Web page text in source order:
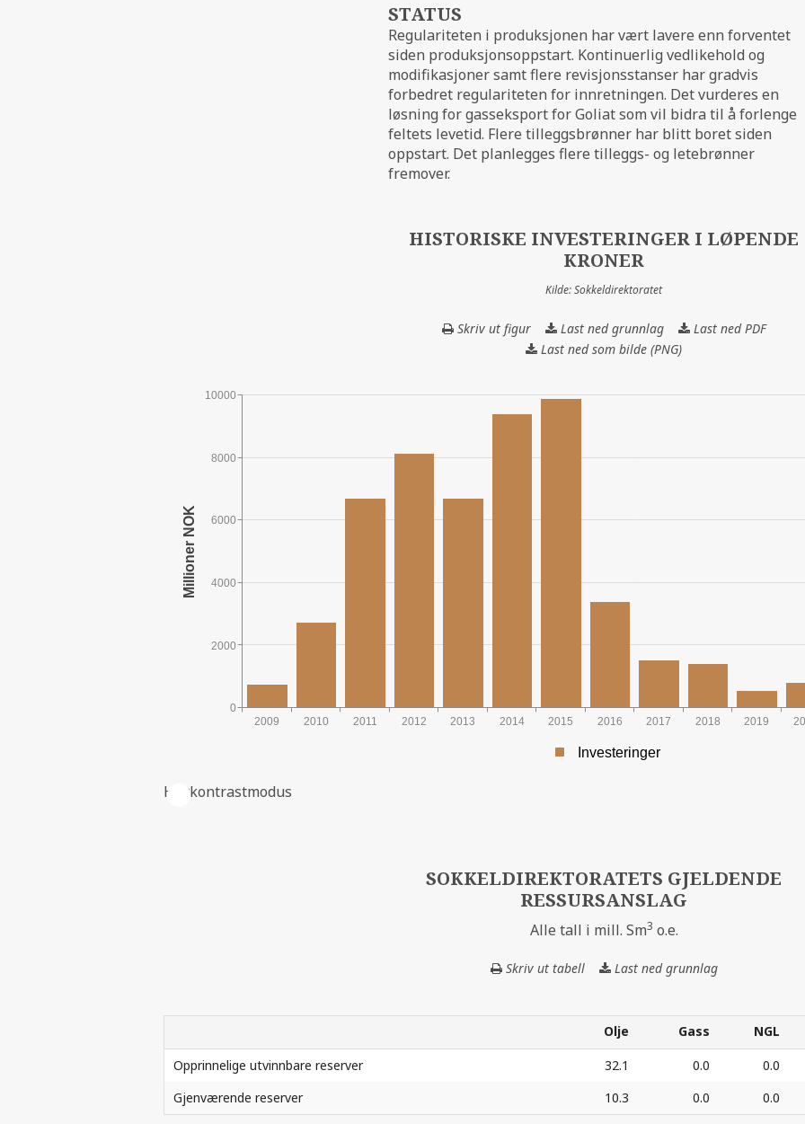
STATUS
Regulariteten i produksjonen har vært lavere enn forventet
siden produksjonsoppstart. Kontinuerlig vedlikehold og
modifikasjoner samt flere revisjonsstanser har gradvis
forbedret regulariteten for innretningen. Det vurderes en
løsning for gasseksport for Goliat som vil bidra til å forlenge
feltets levetid. Flere tilleggsbrønner har blitt boret siden
oppstart. Det planlegges flere tilleggs- og letebrønner
fremover.
HISTORISKE INVESTERINGER I LØPENDE
KRONER
Kilde: Sokkeldirektoratet
Skriv ut figur Last ned grunnlagHISTORISKE
INVESTERINGER
Last ned PDF
Last ned som bilde (PNG)
2009 2010 2011 2012 2013 2014 2015 2016 2017 2018 2019
0
10000
2000
4000
6000
8000
Investeringer
Høykontrastmodus
SOKKELDIREKTORATETS GJELDENDE
RESSURSANSLAG
Alle tall i mill. Sm3 o.e.
Skriv ut tabell Last ned grunnlag
Olje
Gass
NGL
Opprinnelige utvinnbare reserver 32.1 0.0
0.0
Gjenværende reserver
10.3 0.0 0.0